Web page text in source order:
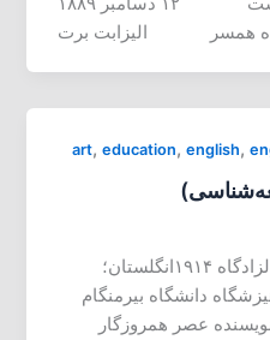
همسر الیزابت برت
art, education, english,
Henry Reed هنری رید زادسالزادگاه ۱۹۱۴انگلستان؛
درگذشت ۱۹۸۶ فرهیزشگاه دانشگاه بیرمنگام
عصر همروزگار